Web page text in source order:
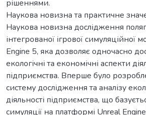
рішеннями.
Наукова новизна та практичне
Наукова новизна дослідження
інтегрованої ігрової симуляційної
Engine 5, яка дозволяє одночасно
екологічні та економічні аспекти
підприємства. Вперше було
систему дослідження та аналізу
діяльності підприємства, що
симуляції на платформі Unreal